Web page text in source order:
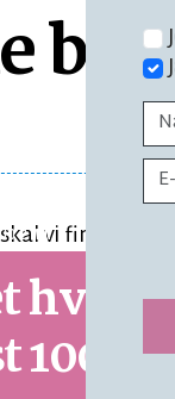
2 MIN.
hvad
100